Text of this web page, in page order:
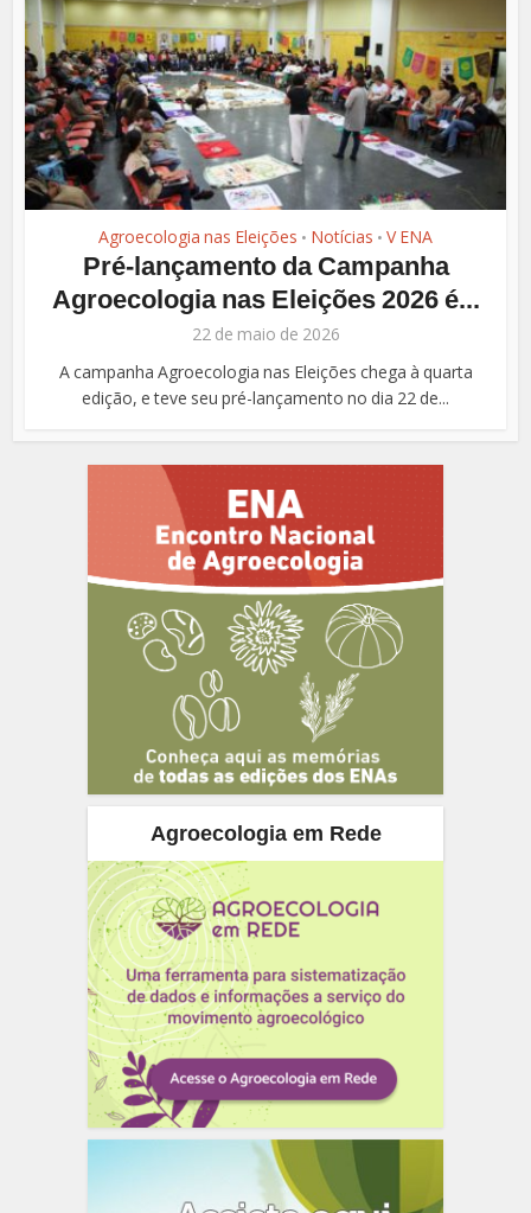
Agroecologia nas Eleições • Notícias • V ENA
Pré-lançamento da Campanha
Agroecologia nas Eleições 2026 é...
22 de maio de 2026
A campanha Agroecologia nas Eleições chega à quarta
edição, e teve seu pré-lançamento no dia 22 de...
Agroecologia em Rede